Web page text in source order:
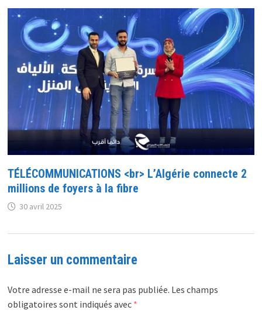
TÉLÉCOMMUNICATIONS <br> L’Algérie connecte 2
millions de foyers à la fibre
30 avril 2025
Laisser un commentaire
Votre adresse e-mail ne sera pas publiée. Les champs
obligatoires sont indiqués avec *